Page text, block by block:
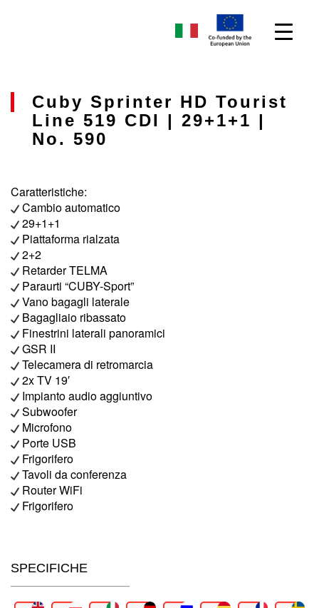
Cuby Sprinter HD Tourist
Line 519 CDI | 29+1+1 |
No. 590
Caratteristiche:
Cambio automatico
29+1+1
Piattaforma rialzata
2+2
Retarder TELMA
Paraurti “CUBY-Sport”
Vano bagagli laterale
Bagagliaio ribassato
Finestrini laterali panoramici
GSR II
Telecamera di retromarcia
2x TV 19′
Impianto audio aggiuntivo
Subwoofer
Microfono
Porte USB
Frigorifero
Tavoli da conferenza
Router WiFi
Frigorifero
SPECIFICHE